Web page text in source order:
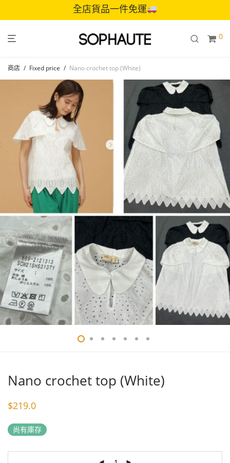
全店貨品一件免運
0
商店 / Fixed price / Nano crochet top (White)
Nano crochet top (White)
$219.0
尚有庫存